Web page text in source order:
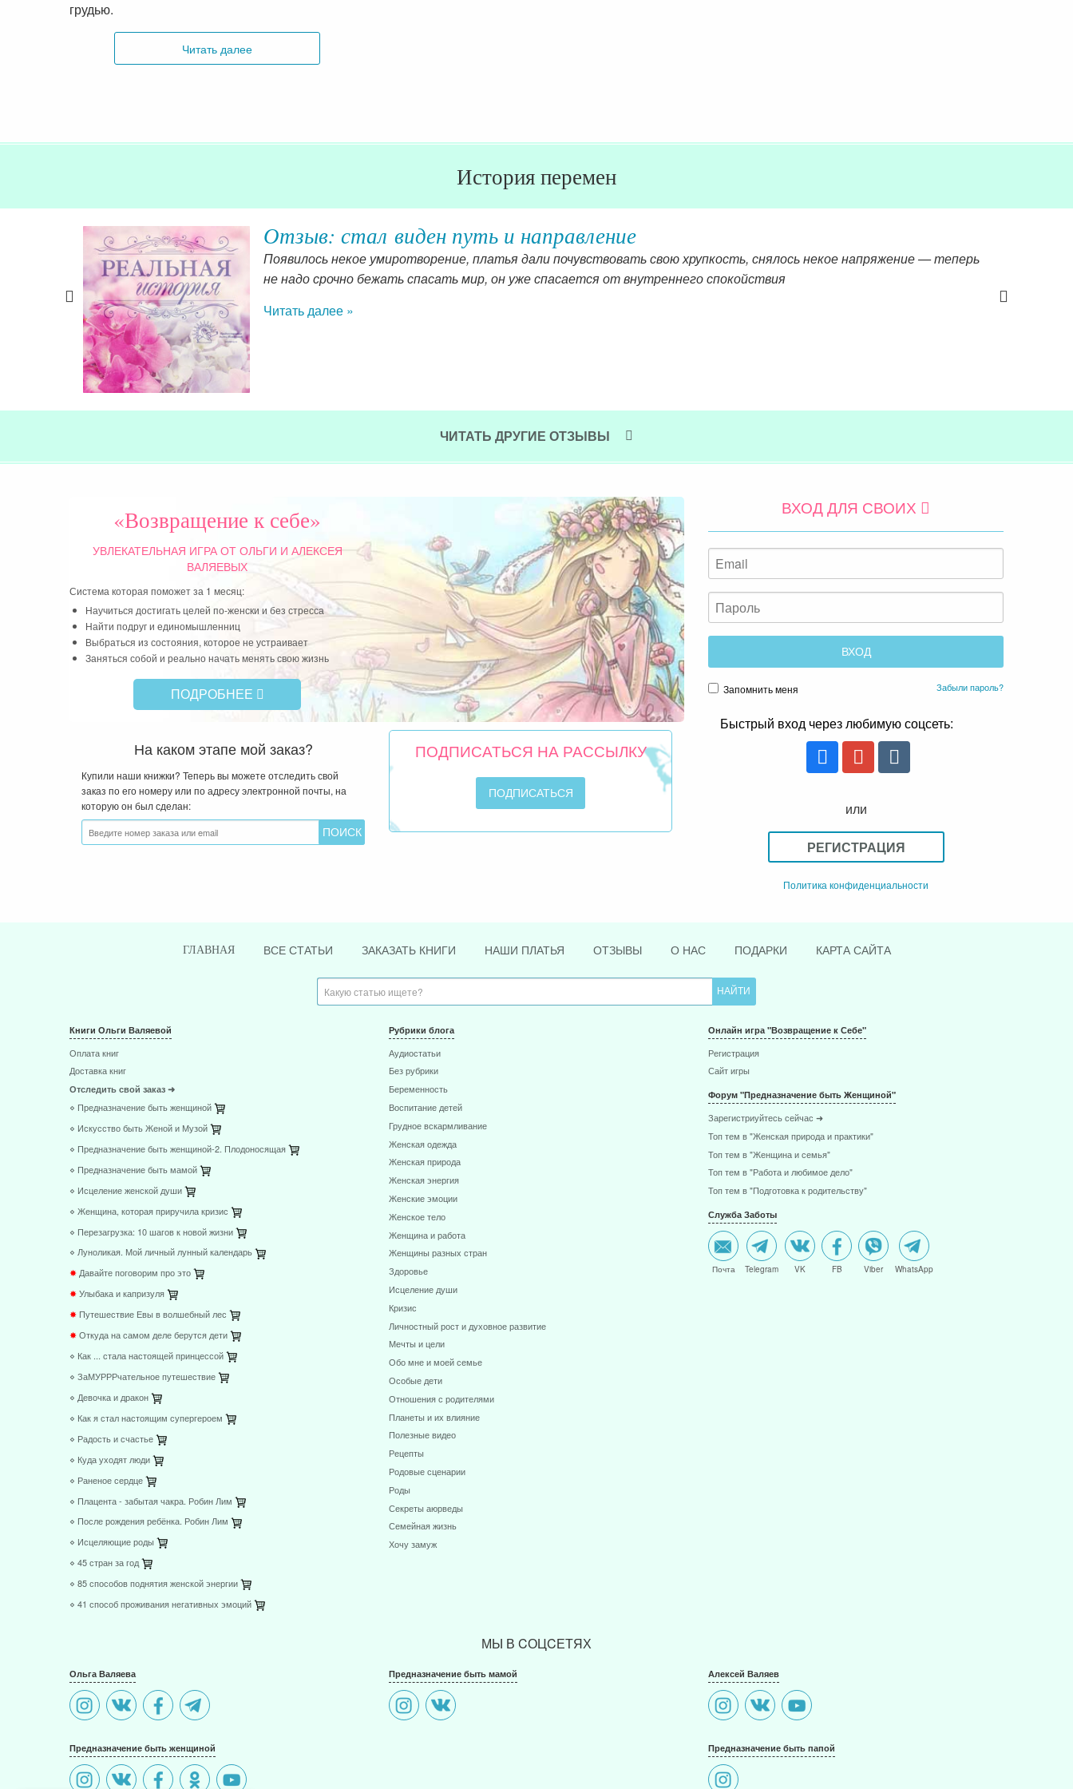
грудью.
Читать далее
История перемен
Отзыв: стал виден путь и направление
Появилось некое умиротворение, платья дали почувствовать свою хрупкость, снялось некое напряжение — теперь
не надо срочно бежать спасать мир, он уже спасается от внутреннего спокойствия
Читать далее »
ЧИТАТЬ ДРУГИЕ ОТЗЫВЫ
«Возвращение к себе»
УВЛЕКАТЕЛЬНАЯ ИГРАОТ ОЛЬГИ И АЛЕКСЕЯ
ВАЛЯЕВЫХ
Система которая поможет за 1 месяц:
Научиться достигать целей по-женски и без стресса
Найти подруг и единомышленниц
Выбраться из состояния, которое не устраивает
Заняться собой и реально начать менять свою жизнь
ПОДРОБНЕЕ
На каком этапе мой заказ?
Купили наши книжки? Теперь вы можете отследить свой
заказ по его номеру или по адресу электронной почты, на
которую он был сделан:
ПОДПИСАТЬСЯ НА РАССЫЛКУ
ВХОД ДЛЯ СВОИХ
Запомнить меня Забыли пароль?
Быстрый вход через любимую соцсеть:
или
РЕГИСТРАЦИЯ
Политика конфиденциальности
ГЛАВНАЯ ВСЕ СТАТЬИ ЗАКАЗАТЬ КНИГИ НАШИ ПЛАТЬЯ ОТЗЫВЫ О НАС ПОДАРКИ КАРТА САЙТА
Книги Ольги Валяевой
Оплата книг
Доставка книг
Отследить свой заказ ➜
⋄ Предназначение быть женщиной
⋄ Искусство быть Женой и Музой
⋄ Предназначение быть женщиной-2. Плодоносящая
⋄ Предназначение быть мамой
⋄ Исцеление женской души
⋄ Женщина, которая приручила кризис
⋄ Перезагрузка: 10 шагов к новой жизни
⋄ Луноликая. Мой личный лунный календарь
✸Давайте поговорим про это
✸Улыбака и капризуля
✸ Путешествие Евы в волшебный лес
✸Откуда на самом деле берутся дети
⋄ Как ... стала настоящей принцессой
⋄ ЗаМУРРРчательное путешествие
⋄ Девочка и дракон
⋄ Как я стал настоящим супергероем
⋄ Радость и счастье
⋄ Куда уходят люди
⋄ Раненое сердце
⋄ Плацента - забытая чакра. Робин Лим
⋄ После рождения ребёнка. Робин Лим
⋄ Исцеляющие роды
⋄ 45 стран за год
⋄ 85 способов поднятия женской энергии
⋄ 41 способ проживания негативных эмоций
Рубрики блога
Аудиостатьи
Без рубрики
Беременность
Воспитание детей
Грудное вскармливание
Женская одежда
Женская природа
Женская энергия
Женские эмоции
Женское тело
Женщина и работа
Женщины разных стран
Здоровье
Исцеление души
Кризис
Личностный рост и духовное развитие
Мечты и цели
Обо мне и моей семье
Особые дети
Отношения с родителями
Планеты и их влияние
Полезные видео
Рецепты
Родовые сценарии
Роды
Секреты аюрведы
Семейная жизнь
Хочу замуж
Онлайн игра "Возвращение к Себе"
Регистрация
Сайт игры
Форум "Предназначение быть Женщиной"
Зарегистриуйтесь сейчас ➜
Топ тем в "Женская природа и практики"
Топ тем в "Женщина и семья"
Топ тем в "Работа и любимое дело"
Топ тем в "Подготовка к родительству"
Служба Заботы
Почта Telegram VK FB Viber WhatsApp
МЫ В CОЦCЕТЯХ
Ольга Валяева
Предназначение быть женщиной
Предназначение быть мамой Алексей Валяев
Предназначение быть папой